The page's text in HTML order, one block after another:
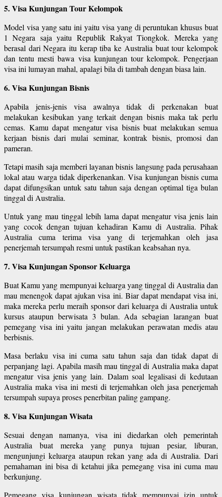
5. Visa Kunjungan Tour Kelompok
Model visa yang satu ini yaitu visa yang di peruntukan khusus buat
1 Negara saja yaitu Republik Rakyat Tiongkok. Mereka yang
berasal dari Negara itu kerap tiba ke Australia buat tour kelompok
dan tentu mesti bawa visa kunjungan tour kelompok. Pengerjaan
visa ini lumayan mahal, apalagi bila di tambah dengan biasa lain.
6. Visa Kunjungan Bisnis
Apabila jenis-jenis visa awalnya tidak di perkenakan buat
melakukan kesibukan yang terkait dengan bisnis maka tak perlu
cemas. Kamu dapat mengatur visa bisnis buat melakukan semua
kerjaan bisnis dari mulai seminar, kontrak bisnis, promosi dan
pameran.
Tetapi masih saja memberi layanan bisnis langsung pada perusahaan
lokal atau warga tidak diperkenankan. Visa kunjungan bisnis cuma
dapat difungsikan untuk satu tahun saja dengan optimal tiga bulan
tinggal di Australia.
Untuk yang mau tinggal lebih lama dapat mengatur visa jenis lain
yang cocok dengan tujuan kehadiran Kamu di Australia. Pihak
Australia cuma terima visa yang di terjemahkan oleh jasa
penerjemah tersumpah resmi untuk pastikan keabsahan nya.
7. Visa Kunjungan Sponsor Keluarga
Buat Kamu yang mempunyai keluarga yang tinggal di Australia dan
mau menengok dapat ajukan visa ini. Biar dapat mendapat visa ini,
maka mereka perlu meraih sponsor dari keluarga di Australia untuk
kursus ataupun berwisata 3 bulan. Ada sebagian larangan buat
pemegang visa ini yaitu jangan melakukan perawatan medis atau
berbisnis.
Masa berlaku visa ini cuma satu tahun saja dan tidak dapat di
perpanjang lagi. Apabila masih mau tinggal di Australia maka dapat
mengatur visa jenis yang lain. Dalam soal legalisasi di kedutaan
Australia maka visa ini mesti di terjemahkan oleh jasa penerjemah
tersumpah supaya proses penerbitan paling gampang.
8. Visa Kunjungan Wisata
Sesuai dengan namanya, visa ini diedarkan oleh pemerintah
Australia buat mereka yang punya tujuan pesiar, liburan,
mengunjungi keluarga ataupun rekan yang ada di Australia. Dari
pemahaman ini bisa di ketahui jika pemegang visa ini cuma mau
berkunjung.
Pemegang visa kunjungan wisata tidak mempunyai izin untuk